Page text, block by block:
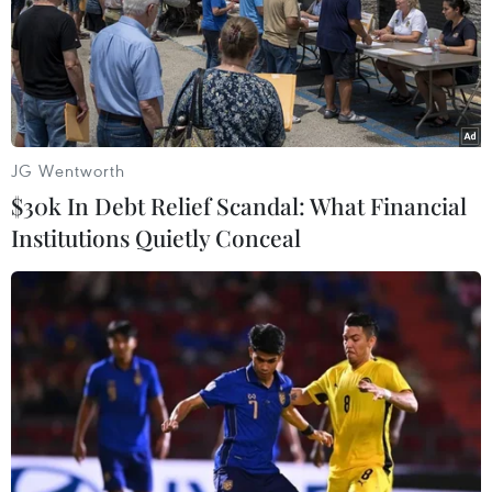
Phương Mai (Vietnam+)
JG Wentworth
$30k In Debt Relief Scandal: What Financial
Institutions Quietly Conceal